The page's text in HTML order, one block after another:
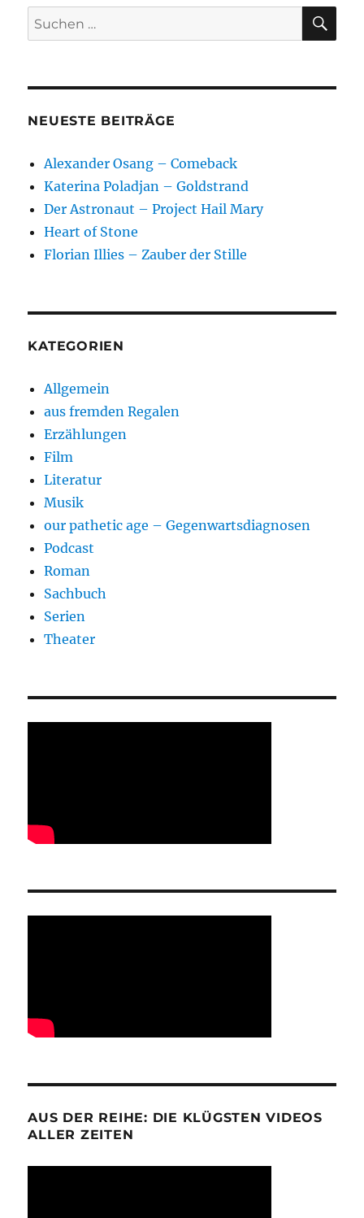
Suchen
nach:
NEUESTE BEITRÄGE
Alexander Osang – Comeback
Katerina Poladjan – Goldstrand
Der Astronaut – Project Hail Mary
Heart of Stone
Florian Illies – Zauber der Stille
KATEGORIEN
Allgemein
aus fremden Regalen
Erzählungen
Film
Literatur
Musik
our pathetic age – Gegenwartsdiagnosen
Podcast
Roman
Sachbuch
Serien
Theater
AUS DER REIHE: DIE KLÜGSTEN VIDEOS
ALLER ZEITEN